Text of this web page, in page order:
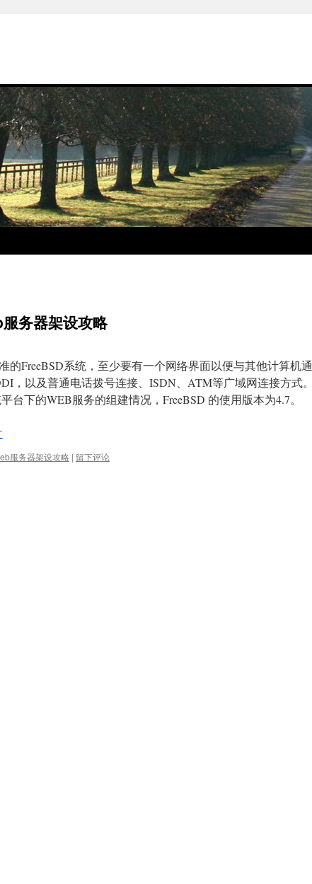
务器架设攻略
的FreeBSD系统，至少要有一个网络界面以便与其他计算机通
，以及普通电话拨号连接、ISDN、ATM等广域网连接方式。
台下的WEB服务的组建情况，FreeBSD 的使用版本为4.7。
服务器架设攻略 | 留下评论